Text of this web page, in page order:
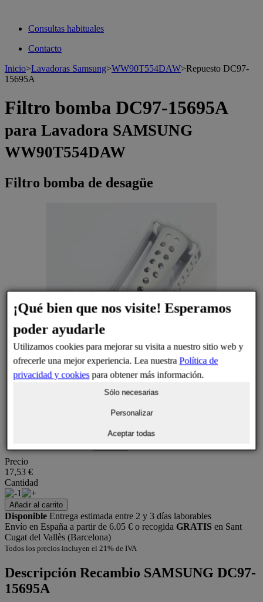
Consultas habituales
Contacto
Inicio>Lavadoras Samsung>WW90T554DAW>Repuesto DC97-
15695A
Filtro bomba DC97-15695A
para Lavadora SAMSUNG
WW90T554DAW
Filtro bomba de desagüe
Precio
17,53 €
Cantidad
1
Añadir al carrito
Disponible Entrega estimada entre 2 y 3 días laborables
Envío en España a partir de 6.05 € o recogida GRATIS en Sant
Cugat del Vallès (Barcelona)
Todos los precios incluyen el 21% de IVA
Descripción Recambio SAMSUNG DC97-
15695A
¡Qué bien que nos visite! Esperamos
poder ayudarle
Utilizamos cookies para mejorar su visita a nuestro sitio web y
ofrecerle una mejor experiencia. Lea nuestra Política de
privacidad y cookiespara obtener más información.
Sólo necesarias
Personalizar
Aceptar todas